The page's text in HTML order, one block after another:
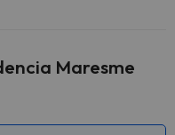
Maresme